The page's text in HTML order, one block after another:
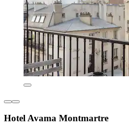
Hotel Avama Montmartre